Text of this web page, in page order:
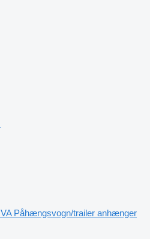
VA Påhængsvogn/trailer anhænger